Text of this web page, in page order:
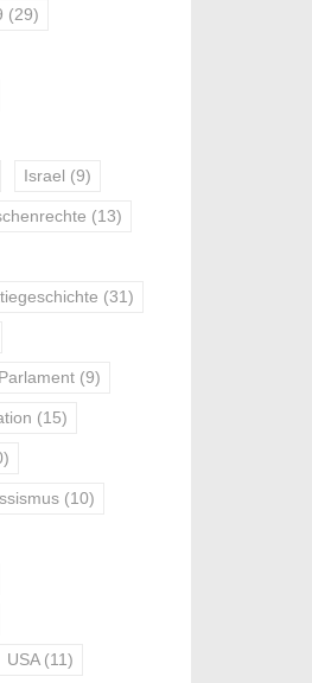
(29)
Israel (9)
(13)
(31)
Parlament (9)
(15)
(10)
USA(11)